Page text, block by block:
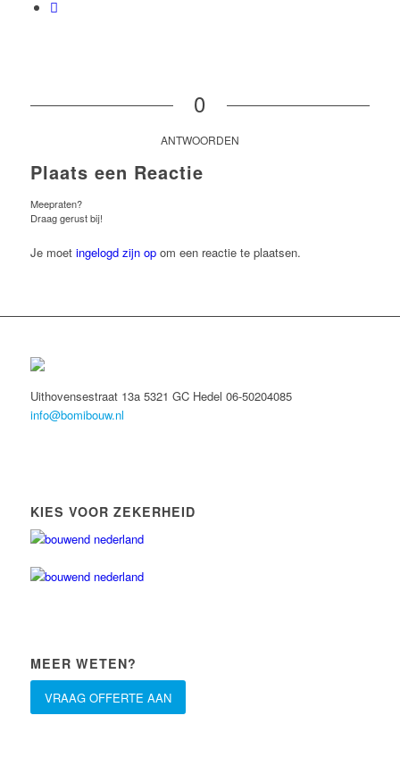
0
ANTWOORDEN
Plaats een Reactie
Meepraten?
Draag gerust bij!
Je moet ingelogd zijn opom een reactie te plaatsen.
Uithovensestraat 13a 5321 GC Hedel 06-50204085
info@bomibouw.nl
KIES VOOR ZEKERHEID
MEER WETEN?
VRAAG OFFERTE AAN